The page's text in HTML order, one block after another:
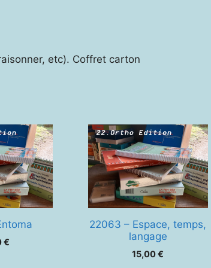
etc). Coffret carton
€
22063 – Espace, temps,
langage
15,00€